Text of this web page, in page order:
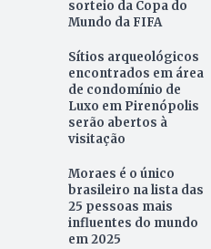
sorteio da Copa do
Mundo da FIFA
Sítios arqueológicos
encontrados em área
de condomínio de
Luxo em Pirenópolis
serão abertos à
visitação
Moraes é o único
brasileiro na lista das
25 pessoas mais
influentes do mundo
em 2025